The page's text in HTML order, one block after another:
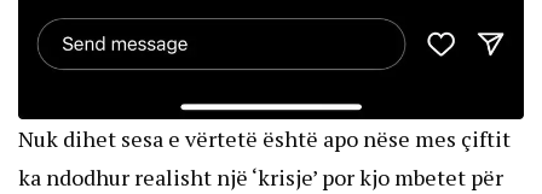
Nuk dihet sesa e vërtetë është apo nëse mes çiftit
ka ndodhur realisht një ‘krisje’ por kjo mbetet për